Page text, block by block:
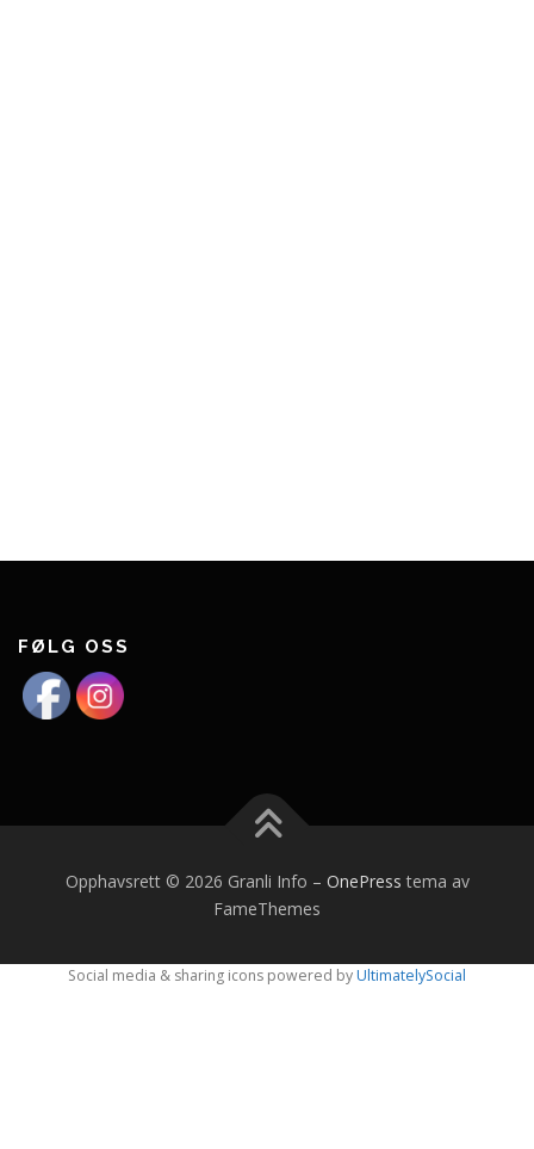
FØLG OSS
Opphavsrett © 2026 Granli Info – OnePress tema av
FameThemes
Social media & sharing icons powered byUltimatelySocial